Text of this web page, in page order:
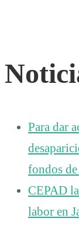
Para dar
fondos
CEPAD
labor en